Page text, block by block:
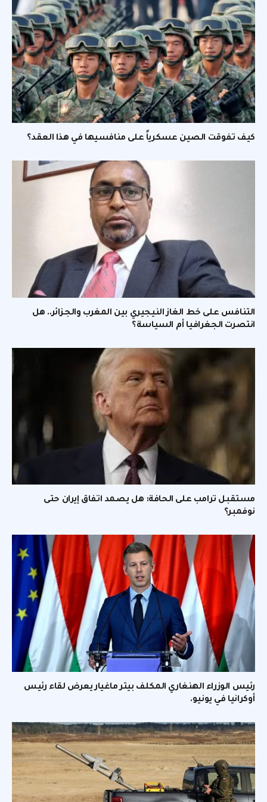
كيف تفوقت الصين عسكرياً على منافسيها في هذا العقد؟
التنافس على خط الغاز النيجيري بين المغرب والجزائر.. هل
انتصرت الجغرافيا أم السياسة؟
مستقبل ترامب على الحافة: هل يصمد اتفاق إيران حتى
نوفمبر؟
رئيس الوزراء الهنغاري المكلف بيتر ماغيار يعرض لقاء رئيس
أوكرانيا في يونيو.